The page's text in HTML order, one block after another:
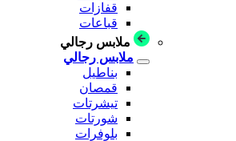
قفازات
قباعات
ملابس رجالي
ملابس رجالي
بناطيل
قمصان
تيشرتات
شورتات
بلوفرات